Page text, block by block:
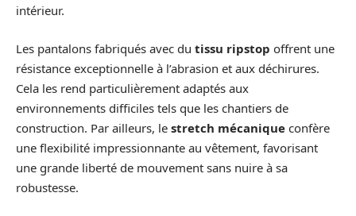
intérieur.
Les pantalons fabriqués avec du tissu ripstop offrent une
résistance exceptionnelle à l’abrasion et aux déchirures.
Cela les rend particulièrement adaptés aux
environnements difficiles tels que les chantiers de
construction. Par ailleurs, le stretch mécanique confère
une flexibilité impressionnante au vêtement, favorisant
une grande liberté de mouvement sans nuire à sa
robustesse.